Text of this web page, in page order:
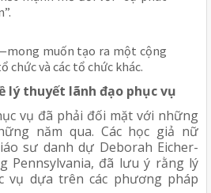
muốn tạo ra một cộng
và các tổ chức khác.
lý thuyết lãnh đạo phục vụ
vụ đã phải đối mặt với những
năm qua. Các học giả nữ
sư danh dự Deborah Eicher-
Pennsylvania, đã lưu ý rằng lý
vụ dựa trên các phương pháp